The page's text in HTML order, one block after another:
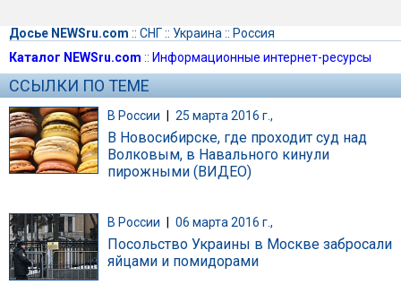
Досье NEWSru.com :: СНГ:: Украина :: Россия
Каталог NEWSru.com :: Информационные интернет-ресурсы
ССЫЛКИ ПО ТЕМЕ
В России | 25 марта 2016 г.,
В Новосибирске, где проходит суд над
Волковым, в Навального кинули
пирожными (ВИДЕО)
В России 06 марта 2016 г.,
Посольство Украины в Москве забросали
яйцами и помидорами